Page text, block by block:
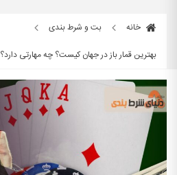
خانه
بت و شرط بندی
بهترین قمار باز در جهان کیست؟ چه مهارتی دارد؟